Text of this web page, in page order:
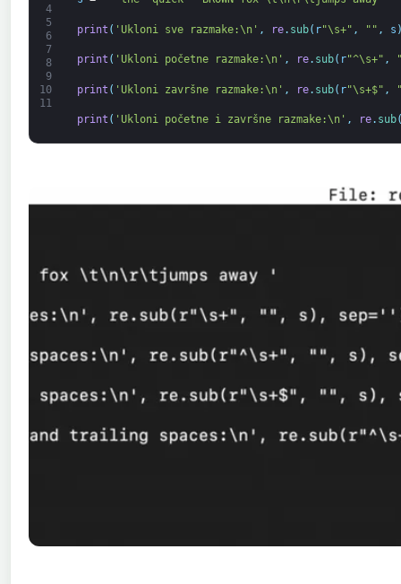
4
5
6
7
8
9
10
11
print ( 'Ukloni sve razmake:\n' , re. sub( r"\s+" , "" , s
print ( 'Ukloni početne razmake:\n' , re. sub( r"^\s+" ,
print ( 'Ukloni završne razmake:\n' , re. sub( r"\s+$" ,
print ( 'Ukloni početne i završne razmake:\n' , re. sub